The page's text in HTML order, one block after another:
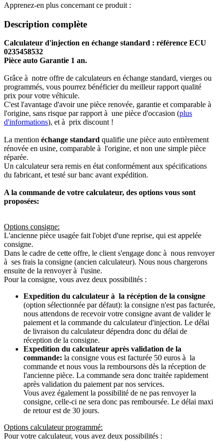
Apprenez-en plus concernant ce produit :
Description complète
Calculateur d'injection en échange standard : référence ECU
0235458532
Pièce auto Garantie 1 an.
Grâce à notre offre de calculateurs en échange standard, vierges ou
programmés, vous pourrez bénéficier du meilleur rapport qualité
prix pour votre véhicule.
C'est l'avantage d'avoir une pièce renovée, garantie et comparable à
l'origine, sans risque par rapport à une pièce d'occasion (plus
d'informations), et à prix discount !
La mention échange standard qualifie une pièce auto entièrement
rénovée en usine, comparable à l'origine, et non une simple pièce
réparée.
Un calculateur sera remis en état conformément aux spécifications
du fabricant, et testé sur banc avant expédition.
A la commande de votre calculateur, des options vous sont
proposées:
Options consigne:
L'ancienne pièce usagée fait l'objet d'une reprise, qui est appelée
consigne.
Dans le cadre de cette offre, le client s'engage donc à nous renvoyer
à ses frais la consigne (ancien calculateur). Nous nous chargerons
ensuite de la renvoyer à l'usine.
Pour la consigne, vous avez deux possibilités :
Expedition du calculateur à la récéption de la consigne
(option sélectionnée par défaut): la consigne n'est pas facturée,
nous attendons de recevoir votre consigne avant de valider le
paiement et la commande du calculateur d'injection. Le délai
de livraison du calculateur dépendra donc du délai de
réception de la consigne.
Expedition du calculateur après validation de la
commande: la consigne vous est facturée 50 euros à la
commande et nous vous la remboursons dès la réception de
l'ancienne pièce. La commande sera donc traitée rapidement
après validation du paiement par nos services.
Vous avez également la possibilité de ne pas renvoyer la
consigne, celle-ci ne sera donc pas remboursée. Le délai maxi
de retour est de 30 jours.
Options calculateur programmé:
Pour votre calculateur, vous avez deux possibilités :